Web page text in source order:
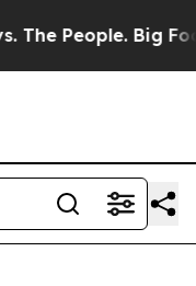
People. Big Food’s